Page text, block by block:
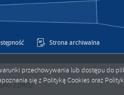
Strona archiwalna
przechowywania lub dostępu do
się z Polityką Cookies oraz